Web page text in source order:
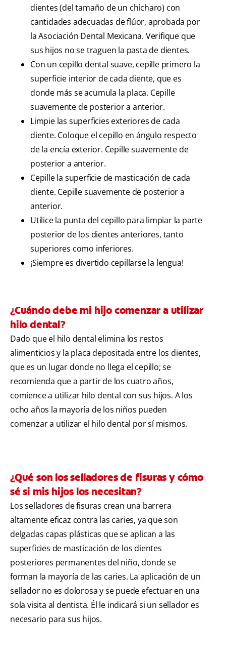
dientes (del tamaño de un chícharo) con
cantidades adecuadas de flúor, aprobada por
la Asociación Dental Mexicana. Verifique que
sus hijos no se traguen la pasta de dientes.
Con un cepillo dental suave, cepille primero la
superficie interior de cada diente, que es
donde más se acumula la placa. Cepille
suavemente de posterior a anterior.
Limpie las superficies exteriores de cada
diente. Coloque el cepillo en ángulo respecto
de la encía exterior. Cepille suavemente de
posterior a anterior.
Cepille la superficie de masticación de cada
diente. Cepille suavemente de posterior a
anterior.
Utilice la punta del cepillo para limpiar la parte
posterior de los dientes anteriores, tanto
superiores como inferiores.
¡Siempre es divertido cepillarse la lengua!
¿Cuándo debe mi hijo comenzar a utilizar
hilo dental?
Dado que el hilo dental elimina los restos
alimenticios y la placa depositada entre los dientes,
que es un lugar donde no llega el cepillo; se
recomienda que a partir de los cuatro años,
comience a utilizar hilo dental con sus hijos. A los
ocho años la mayoría de los niños pueden
comenzar a utilizar el hilo dental por sí mismos.
¿Qué son los selladores de fisuras y cómo
sé si mis hijos los necesitan?
Los selladores de fisuras crean una barrera
altamente eficaz contra las caries, ya que son
delgadas capas plásticas que se aplican a las
superficies de masticación de los dientes
posteriores permanentes del niño, donde se
forman la mayoría de las caries. La aplicación de un
sellador no es dolorosa y se puede efectuar en una
sola visita al dentista. Él le indicará si un sellador es
necesario para sus hijos.